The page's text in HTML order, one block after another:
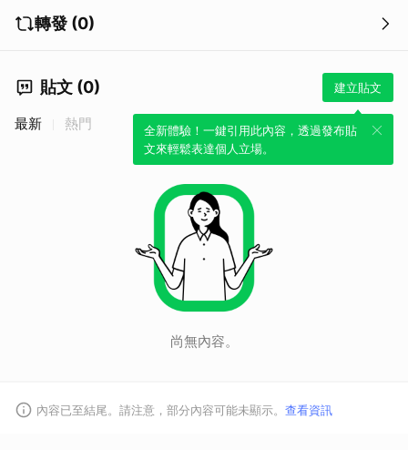
轉發 (0)
貼文 (0) 建立貼文
全新體驗！一鍵引用此內容，透過發布貼
文來輕鬆表達個人立場。
最新 熱門
尚無內容。
內容已至結尾。請注意，部分內容可能未顯示。 查看資訊